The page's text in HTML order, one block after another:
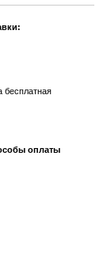
бесплатная
оплаты